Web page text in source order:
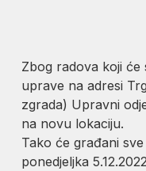
Zbog radova koji će
uprave na adresi
zgrada) Upravni
na novu lokaciju.
Tako će građani
ponedjeljka